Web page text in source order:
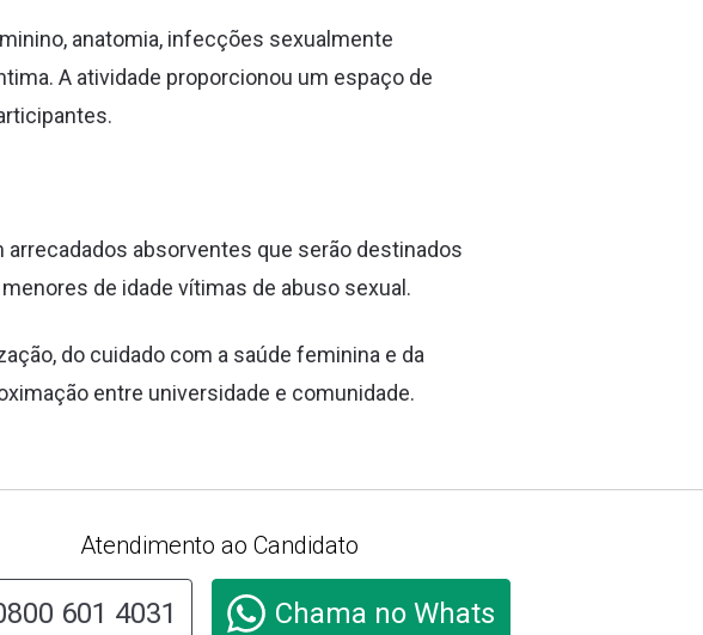
anatomia, infecções sexualmente
A atividade proporcionou um espaço de
absorventes que serão destinados
de idade vítimas de abuso sexual.
do cuidado com a saúde feminina e da
entre universidade e comunidade.
Atendimento ao Candidato
601 4031 Chama no Whats